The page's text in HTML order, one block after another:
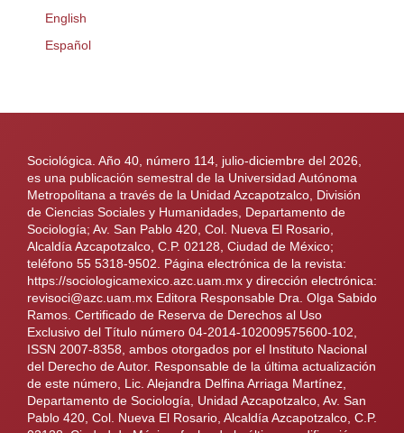
English
Español
Sociológica. Año 40, número 114, julio-diciembre del 2026,
es una publicación semestral de la Universidad Autónoma
Metropolitana a través de la Unidad Azcapotzalco, División
de Ciencias Sociales y Humanidades, Departamento de
Sociología; Av. San Pablo 420, Col. Nueva El Rosario,
Alcaldía Azcapotzalco, C.P. 02128, Ciudad de México;
teléfono 55 5318-9502. Página electrónica de la revista:
https://sociologicamexico.azc.uam.mx y dirección electrónica:
revisoci@azc.uam.mx Editora Responsable Dra. Olga Sabido
Ramos. Certificado de Reserva de Derechos al Uso
Exclusivo del Título número 04-2014-102009575600-102,
ISSN 2007-8358, ambos otorgados por el Instituto Nacional
del Derecho de Autor. Responsable de la última actualización
de este número, Lic. Alejandra Delfina Arriaga Martínez,
Departamento de Sociología, Unidad Azcapotzalco, Av. San
Pablo 420, Col. Nueva El Rosario, Alcaldía Azcapotzalco, C.P.